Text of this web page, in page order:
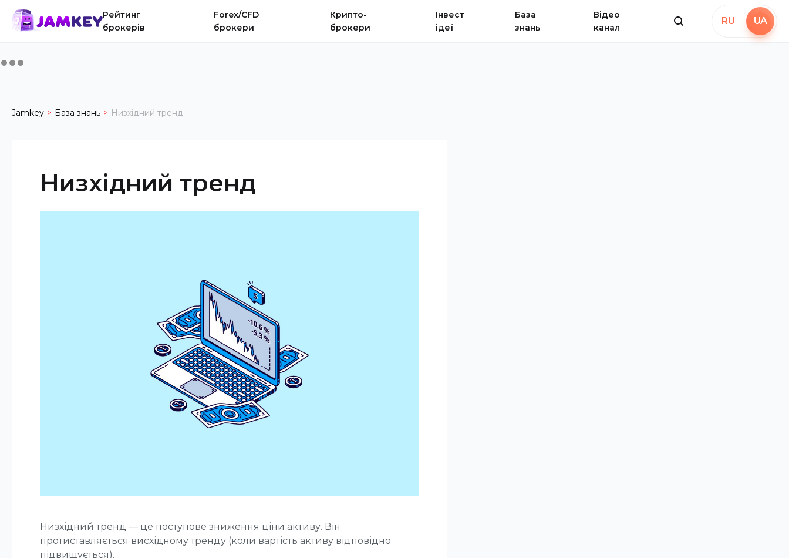
Рейтинг
брокерів
Forex/CFD
брокери
Крипто-
брокери
Інвест
ідеї
База
знань
Відео
канал
RU UA
Jamkey База знань Низхідний тренд
Низхідний тренд
Низхідний тренд — це поступове зниження ціни активу. Він
протиставляється висхідному тренду (коли вартість активу відповідно
підвищується).